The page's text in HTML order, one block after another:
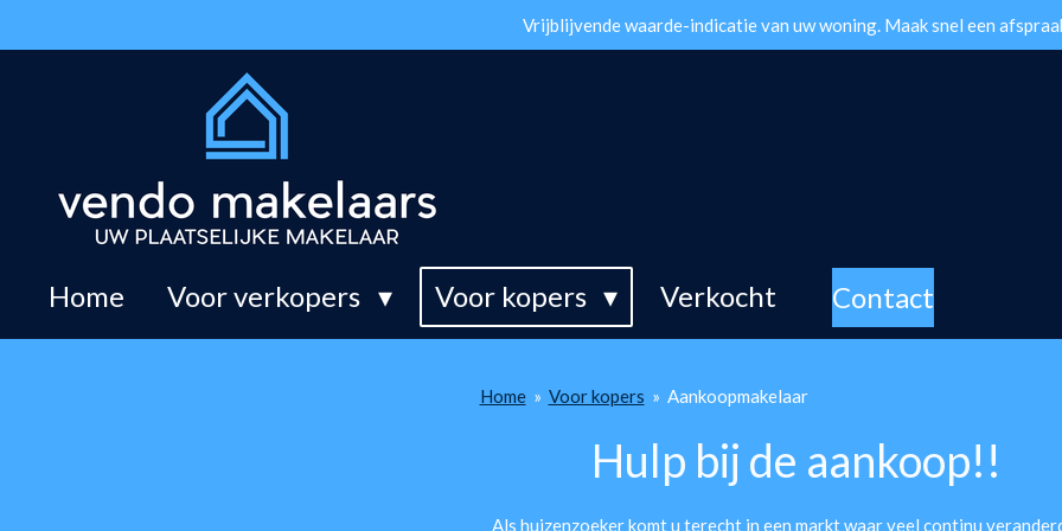
Vrijblijvende waarde-indicatie van uw woning. Maak snel een
Home Voor verkopers Voor kopers Verkocht Contact
Home » Voor kopers » Aankoopmakelaar
Hulp bij de aankoop!!
Als huizenzoeker komt u terecht in een markt waar veel continu